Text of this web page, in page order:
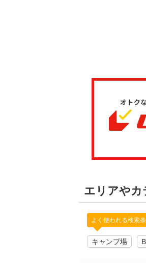
エリアやカ
よく使われる検索
キャンプ場